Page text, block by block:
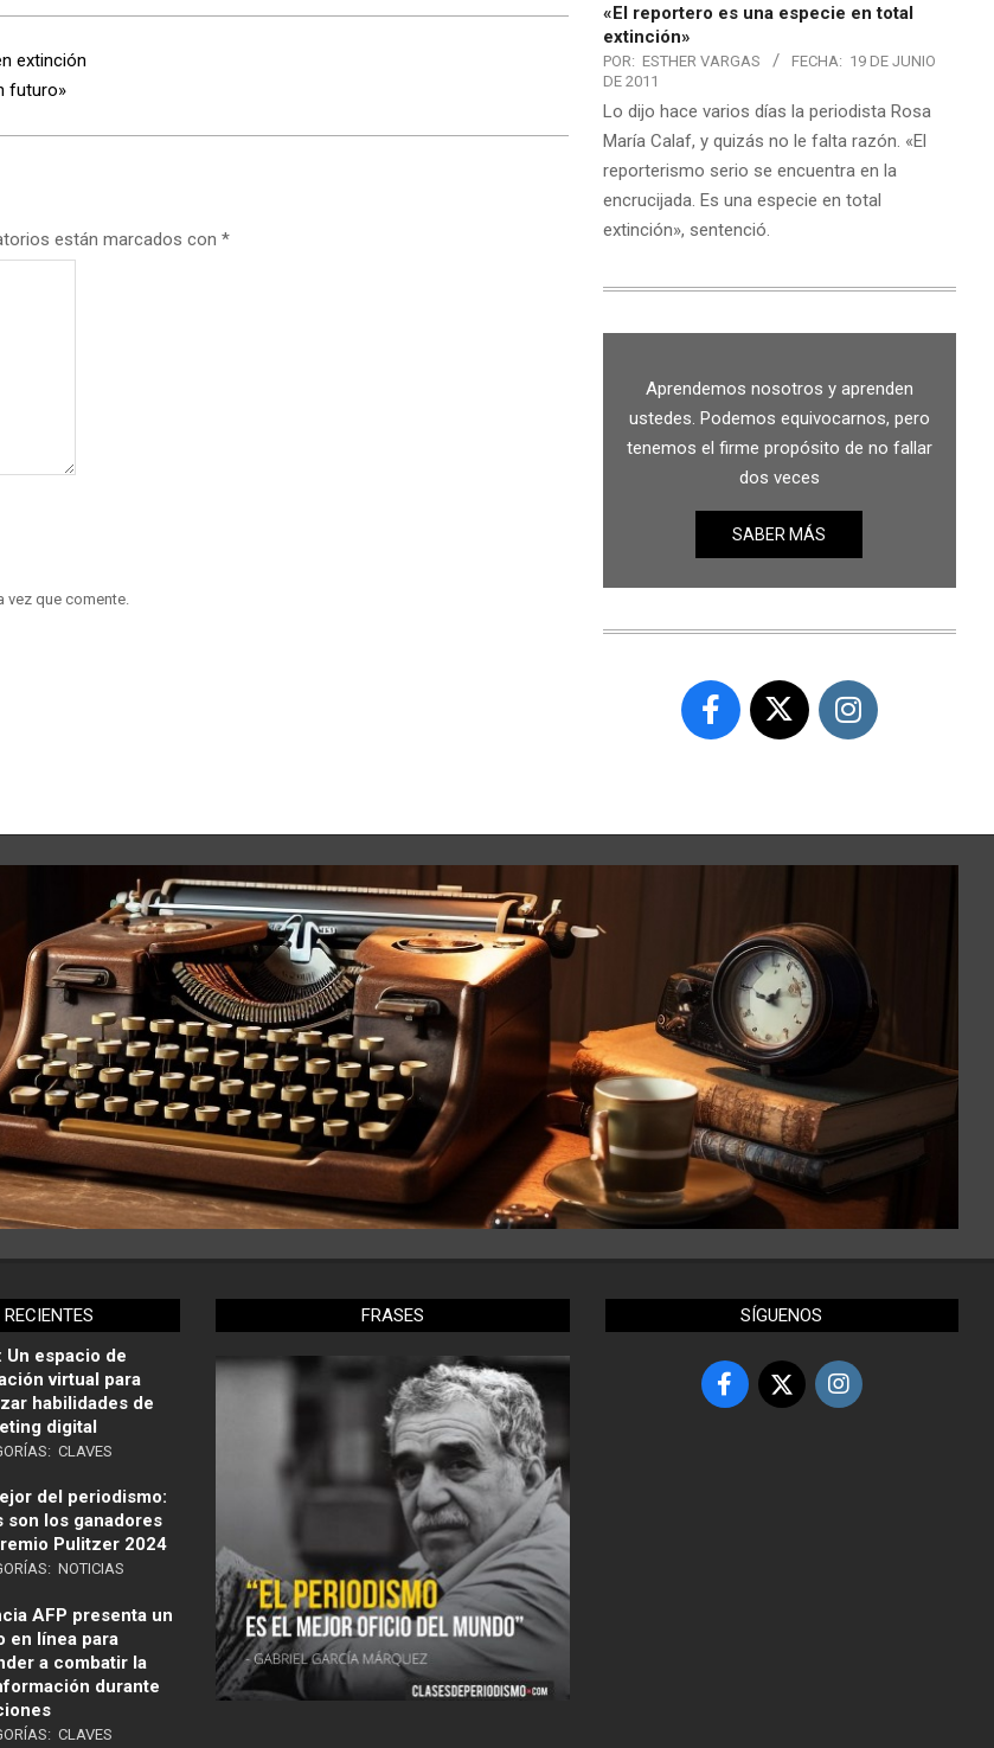
extinción
futuro»
están marcados con *
vez que comente.
«El reportero es una especie en total
extinción»
POR: ESTHER VARGAS FECHA: 19 DE JUNIO
DE 2011
Lo dijo hace varios días la periodista Rosa
María Calaf, y quizás no le falta razón. «El
reporterismo serio se encuentra en la
encrucijada. Es una especie en total
extinción», sentenció.
Aprendemos nosotros y aprenden
ustedes. Podemos equivocarnos, pero
tenemos el firme propósito de no fallar
dos veces
SABER MÁS
Un espacio de
virtual para
habilidades de
digital
CLAVES
del periodismo:
son los ganadores
Pulitzer 2024
NOTICIAS
AFP presenta un
en línea para
a combatir la
durante
CLAVES
FRASES SÍGUENOS